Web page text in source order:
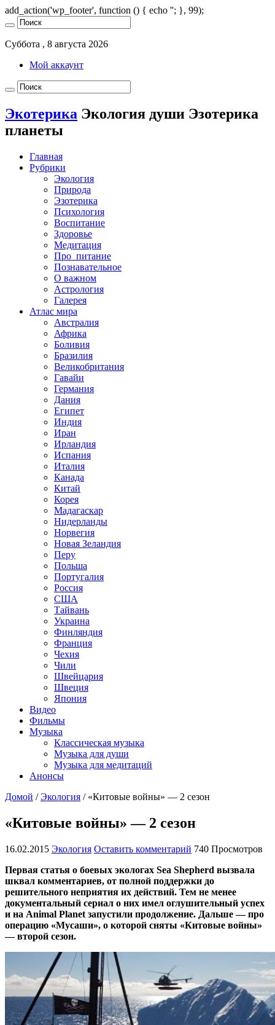
add_action('wp_footer', function () { echo ''; }, 99);
Суббота , 8 августа 2026
Мой аккаунт
Экотерика Экология души Эзотерика
планеты
Главная
Рубрики
Экология
Природа
Эзотерика
Психология
Воспитание
Здоровье
Медитация
Про_питание
Познавательное
О важном
Астрология
Галерея
Атлас мира
Австралия
Африка
Боливия
Бразилия
Великобритания
Гавайи
Германия
Дания
Египет
Индия
Иран
Ирландия
Испания
Италия
Канада
Китай
Корея
Мадагаскар
Нидерланды
Норвегия
Новая Зеландия
Перу
Польша
Португалия
Россия
США
Тайвань
Украина
Финляндия
Франция
Чехия
Чили
Швейцария
Швеция
Япония
Видео
Фильмы
Музыка
Классическая музыка
Музыка для души
Музыка для медитаций
Анонсы
Домой / Экология / «Китовые войны» — 2 сезон
«Китовые войны» — 2 сезон
16.02.2015 Экология Оставить комментарий 740 Просмотров
Первая статья о боевых экологах Sea Shepherd вызвала
шквал комментариев, от полной поддержки до
решительного неприятия их действий. Тем не менее
документальный сериал о них имел оглушительный успех
и на Animal Planet запустили продолжение. Дальше — про
операцию «Мусаши», о которой сняты «Китовые войны»
— второй сезон.